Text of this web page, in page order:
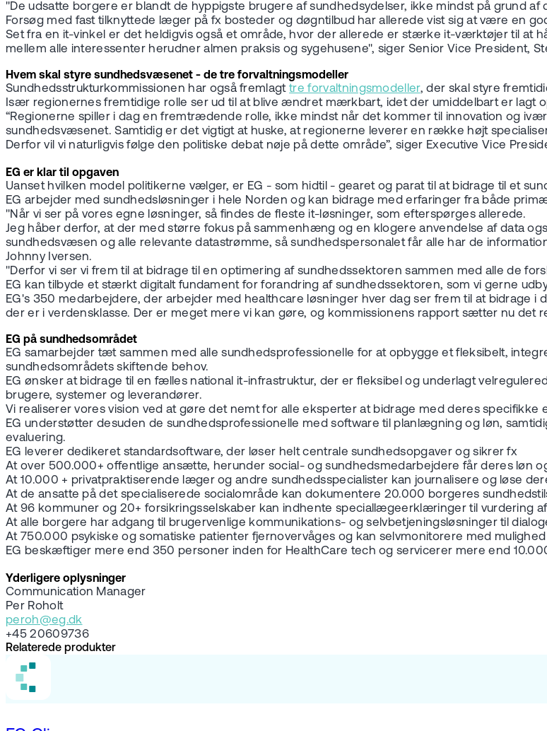
"De udsatte borgere er blandt de hyppigste brugere af sundhedsydelser, ikke mindst på grund
Forsøg med fast tilknyttede læger på fx bosteder og døgntilbud har allerede vist sig at være en
Set fra en it-vinkel er det heldigvis også et område, hvor der allerede er stærke it-værktøjer til at
mellem alle interessenter herudner almen praksis og sygehusene", siger Senior Vice President,
Hvem skal styre sundhedsvæsenet - de tre forvaltningsmodeller
Sundhedsstrukturkommissionen har også fremlagttre forvaltningsmodeller, der skal styre
Især regionernes fremtidige rolle ser ud til at blive ændret mærkbart, idet der umiddelbart er lagt
“Regionerne spiller i dag en fremtrædende rolle, ikke mindst når det kommer til innovation og
sundhedsvæsenet. Samtidig er det vigtigt at huske, at regionerne leverer en række højt
Derfor vil vi naturligvis følge den politiske debat nøje på dette område”, siger Executive Vice
EG er klar til opgaven
Uanset hvilken model politikerne vælger, er EG - som hidtil - gearet og parat til at bidrage til et
EG arbejder med sundhedsløsninger i hele Norden og kan bidrage med erfaringer fra både
"Når vi ser på vores egne løsninger, så findes de fleste it-løsninger, som efterspørges allerede.
Jeg håber derfor, at der med større fokus på sammenhæng og en klogere anvendelse af data
sundhedsvæsen og alle relevante datastrømme, så sundhedspersonalet får alle har de
Johnny Iversen.
"Derfor vi ser vi frem til at bidrage til en optimering af sundhedssektoren sammen med alle de
EG kan tilbyde et stærkt digitalt fundament for forandring af sundhedssektoren, som vi gerne
EG's 350 medarbejdere, der arbejder med healthcare løsninger hver dag ser frem til at bidrage
der er i verdensklasse. Der er meget mere vi kan gøre, og kommissionens rapport sætter nu det
EG på sundhedsområdet
EG samarbejder tæt sammen med alle sundhedsprofessionelle for at opbygge et fleksibelt,
sundhedsområdets skiftende behov.
EG ønsker at bidrage til en fælles national it-infrastruktur, der er fleksibel og underlagt
brugere, systemer og leverandører.
Vi realiserer vores vision ved at gøre det nemt for alle eksperter at bidrage med deres specifikke
EG understøtter desuden de sundhedsprofessionelle med software til planlægning og løn,
evaluering.
EG leverer dedikeret standardsoftware, der løser helt centrale sundhedsopgaver og sikrer fx
At over 500.000+ offentlige ansætte, herunder social- og sundhedsmedarbejdere får deres løn
At 10.000 + privatpraktiserende læger og andre sundhedsspecialister kan journalisere og løse
At de ansatte på det specialiserede socialområde kan dokumentere 20.000 borgeres
At 96 kommuner og 20+ forsikringsselskaber kan indhente speciallægeerklæringer til vurdering
At alle borgere har adgang til brugervenlige kommunikations- og selvbetjeningsløsninger til
At 750.000 psykiske og somatiske patienter fjernovervåges og kan selvmonitorere med
EG beskæftiger mere end 350 personer inden for HealthCare tech og servicerer mere end
Yderligere oplysninger
Communication Manager
Per Roholt
peroh@eg.dk
+45 20609736
Relaterede produkter